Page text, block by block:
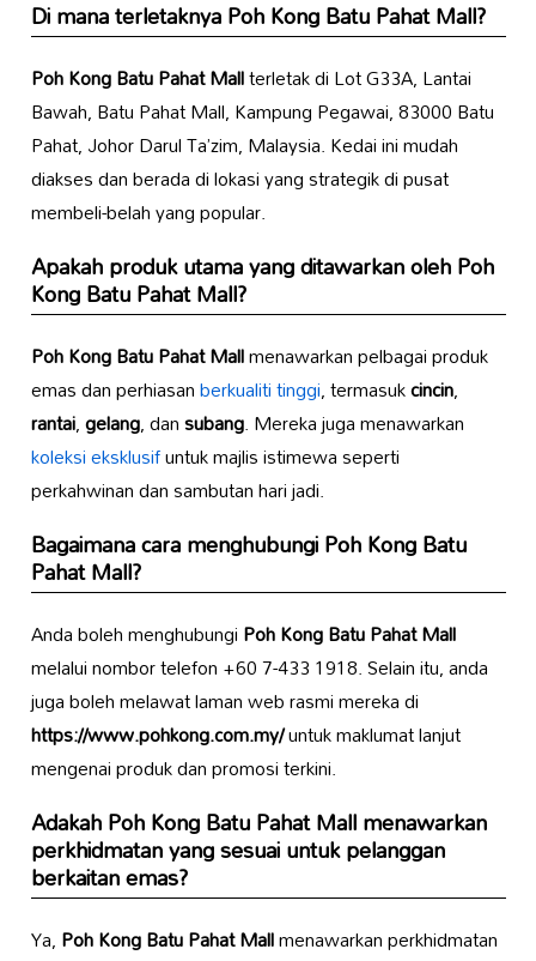
Di mana terletaknyaPoh Kong Batu Pahat Mall?
Poh Kong Batu Pahat Mallterletak di Lot G33A, Lantai
Bawah, Batu Pahat Mall, Kampung Pegawai, 83000 Batu
Pahat, Johor Darul Ta’zim, Malaysia. Kedai ini mudah
diakses dan berada di lokasi yang strategik di pusat
membeli-belah yang popular.
Apakah produk utama yang ditawarkan olehPoh
Kong Batu Pahat Mall?
Poh Kong Batu Pahat Mallmenawarkan pelbagai produk
emas dan perhiasanberkualiti tinggi, termasukcincin,
rantai,gelang, dansubang. Mereka juga menawarkan
koleksi eksklusifuntuk majlis istimewa seperti
perkahwinan dan sambutan hari jadi.
Bagaimana cara menghubungiPoh Kong Batu
Pahat Mall?
Anda boleh menghubungiPoh Kong Batu Pahat Mall
melalui nombor telefon +60 7-433 1918. Selain itu, anda
juga boleh melawat laman web rasmi mereka di
https://www.pohkong.com.my/untuk maklumat lanjut
mengenai produk dan promosi terkini.
AdakahPoh Kong Batu Pahat Mallmenawarkan
perkhidmatan yang sesuai untuk pelanggan
berkaitan emas?
Ya,Poh Kong Batu Pahat Mallmenawarkan perkhidmatan